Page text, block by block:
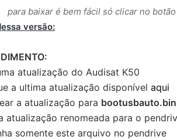
para baixar é bem fácil só clicar no
versão:
atualização do Audisat K50
a ultima atualização disponível aqui
a atualização para bootusbauto.bin
atualização renomeada para o
somente este arquivo no pendrive